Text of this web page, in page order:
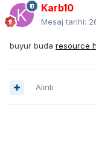
Karb10
Mesaj tarihi:
buyur buda resource
Alıntı